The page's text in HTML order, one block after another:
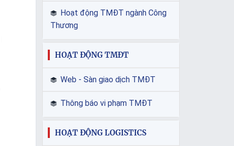
Hoạt động TMĐT ngành Công
Thương
HOẠT ĐỘNG TMĐT
Web - Sàn giao dịch TMĐT
Thông báo vi phạm TMĐT
HOẠT ĐỘNG LOGISTICS